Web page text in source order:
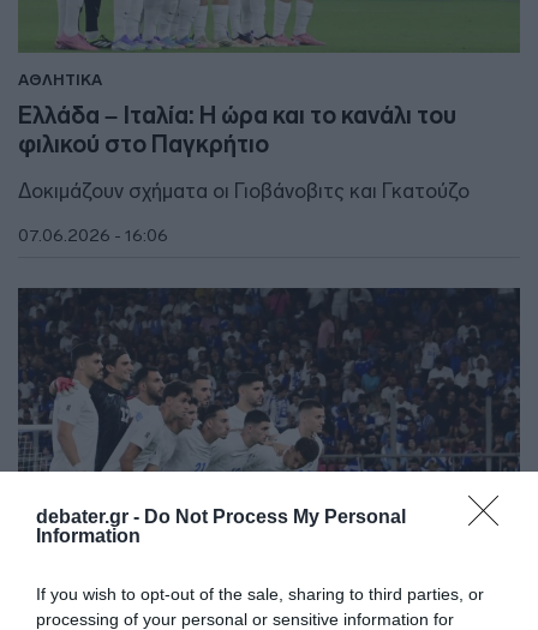
debater.gr - Do Not Process My Personal
Information
If you wish to opt-out of the sale, sharing to third parties, or
processing of your personal or sensitive information for
ΑΘΛΗΤΙΚΑ
Ελλάδα – Ιταλία: Η ώρα και το κανάλι του
φιλικού στο Παγκρήτιο
Δοκιμάζουν σχήματα οι Γιοβάνοβιτς και Γκατούζο
07.06.2026 - 16:06